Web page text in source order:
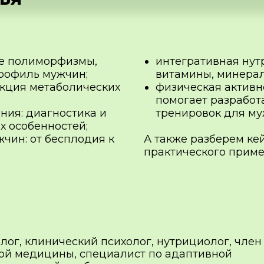
полиморфизмы,
мужчин;
метаболических
диагностика и
особенностей;
от бесплодия к
интегративная
витамины,
физическая
помогает
тренировок для
А также разберем
практического
клинический психолог, нутрициолог, член
медицины, специалист по адаптивной